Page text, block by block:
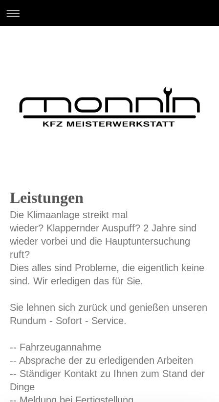
Leistungen
Die Klimaanlage streikt mal
wieder? Klappernder Auspuff? 2 Jahre sind
wieder vorbei und die Hauptuntersuchung
ruft?
Dies alles sind Probleme, die eigentlich keine
sind. Wir erledigen das für Sie.
Sie lehnen sich zurück und genießen unseren
Rundum - Sofort - Service.
-- Fahrzeugannahme
-- Absprache der zu erledigenden Arbeiten
-- Ständiger Kontakt zu Ihnen zum Stand der
Dinge
-- Meldung bei Fertigstellung